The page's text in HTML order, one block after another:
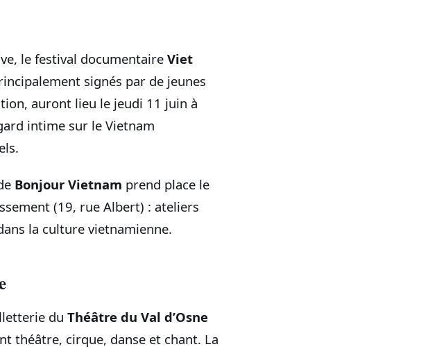
le festival documentaire Viet
signés par de jeunes
auront lieu le jeudi 11 juin à
intime sur le Vietnam
Bonjour Vietnam prend place le
(19, rue Albert) : ateliers
la culture vietnamienne.
du Théâtre du Val d’Osne
théâtre, cirque, danse et chant. La